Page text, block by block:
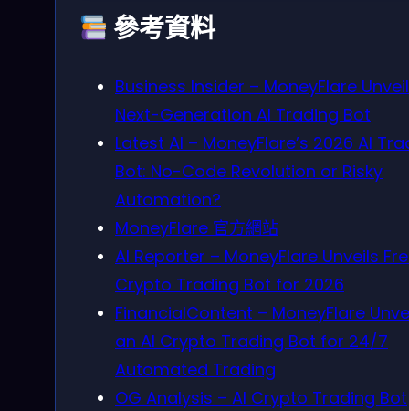
參考資料
Business Insider – MoneyFlare
Next-Generation AI Trading Bot
Latest AI – MoneyFlare’s 2026 AI
Bot: No-Code Revolution or Risky
Automation?
MoneyFlare 官方網站
AI Reporter – MoneyFlare Unveils
Crypto Trading Bot for 2026
FinancialContent – MoneyFlare
an AI Crypto Trading Bot for 24/7
Automated Trading
OG Analysis – AI Crypto Trading Bot